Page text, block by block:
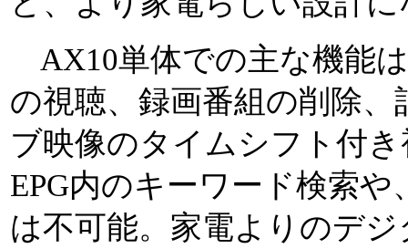
AX10単体での主な機能
の視聴、録画番組の削除
ブ映像のタイムシフト付
EPG内のキーワード検索
は不可能。家電よりのデ